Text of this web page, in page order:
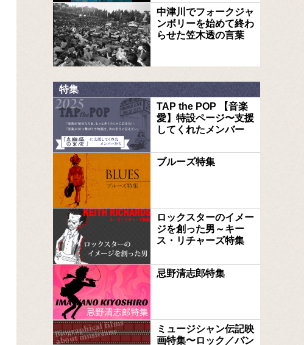
中津川でフォークジャ
ンボリーを始めて終わ
らせた笠木透の言葉
特集
TAP the POP 【音楽
愛】特設ページ〜支援
してくれたメンバー
ブルーズ特集
ロックスターのイメー
ジを創った男～キー
ス・リチャーズ特集
忌野清志郎特集
ミュージシャン伝記映
画特集〜ロック／バン